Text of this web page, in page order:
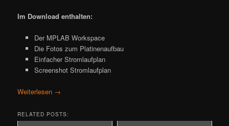
Im Download enthalten:
Der MPLAB Workspace
Die Fotos zum Platinenaufbau
Einfacher Stromlaufplan
Screenshot Stromlaufplan
Weiterlesen →
RELATED POSTS: